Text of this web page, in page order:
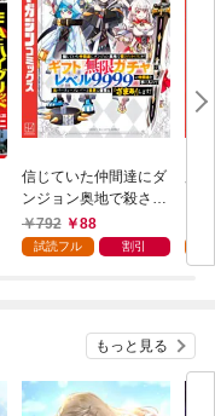
信じていた仲間達にダ
ンジョン奥地で殺され
かけたがギフト『無限
ガチャ』でレベル９９
『ざまぁ！』します！
792 88
試読フル 割引
もっと見る